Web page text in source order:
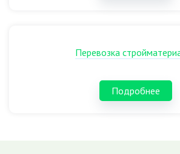
Перевозка
Подробнее